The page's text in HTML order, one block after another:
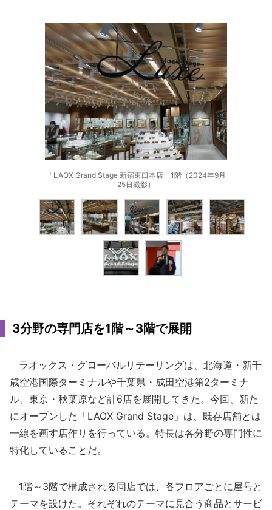
「LAOX Grand Stage 新宿東口本店」1階（2024年9月
25日撮影）
3分野の専門店を1階～3階で展開
ラオックス・グローバルリテーリングは、北海道・新千
歳空港国際ターミナルや千葉県・成田空港第2ターミナ
ル、東京・秋葉原など計6店を展開してきた。今回、新た
にオープンした「LAOX Grand Stage」は、既存店舗とは
一線を画す店作りを行っている。特長は各分野の専門性に
特化していることだ。
1階～3階で構成される同店では、各フロアごとに屋号と
テーマを設けた。それぞれのテーマに見合う商品とサービ